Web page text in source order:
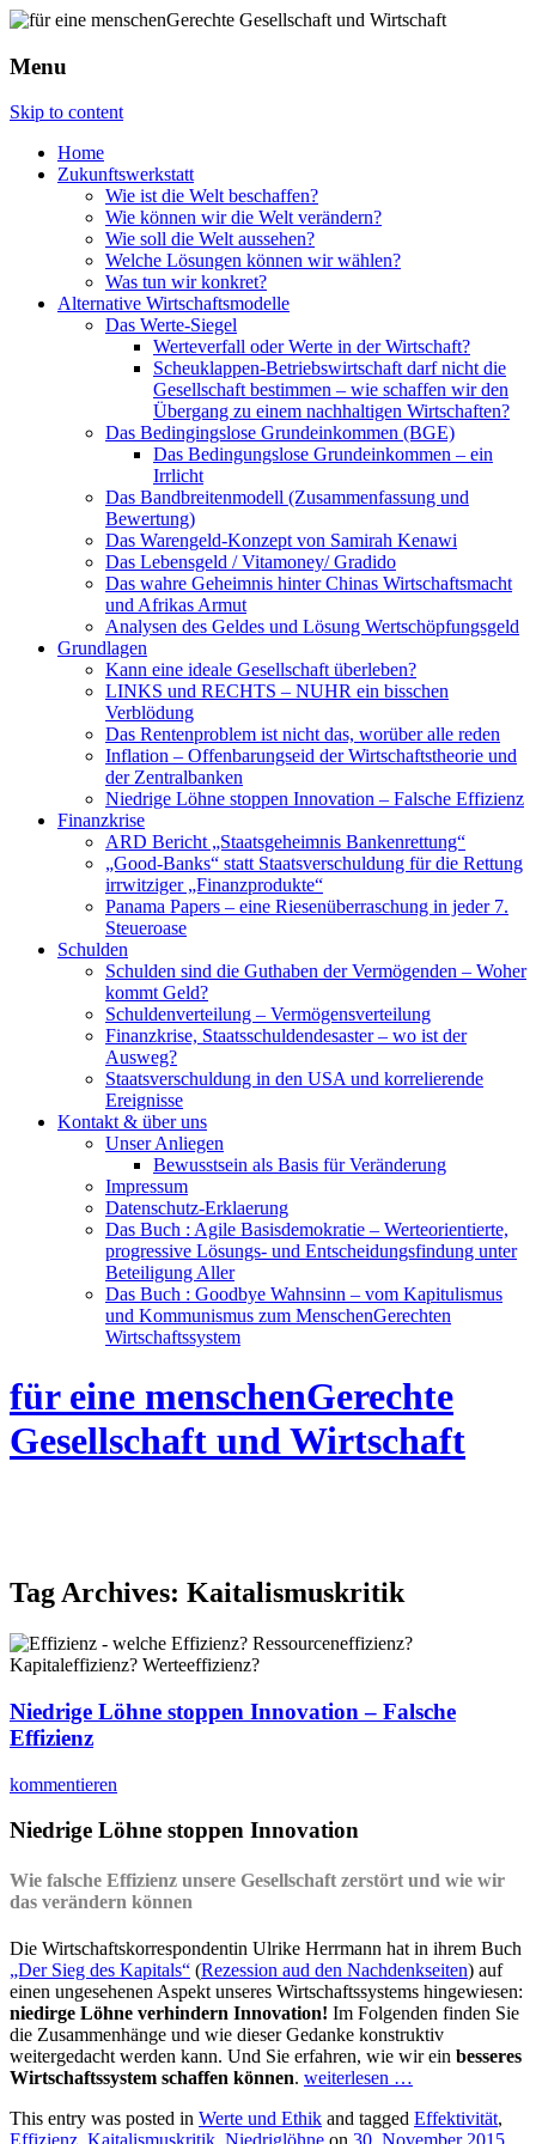
Menu
Skip to content
Home
Zukunftswerkstatt
Wie ist die Welt beschaffen?
Wie können wir die Welt verändern?
Wie soll die Welt aussehen?
Welche Lösungen können wir wählen?
Was tun wir konkret?
Alternative Wirtschaftsmodelle
Das Werte-Siegel
Werteverfall oder Werte in der Wirtschaft?
Scheuklappen-Betriebswirtschaft darf nicht die
Gesellschaft bestimmen – wie schaffen wir den
Übergang zu einem nachhaltigen Wirtschaften?
Das Bedingingslose Grundeinkommen (BGE)
Das Bedingungslose Grundeinkommen – ein
Irrlicht
Das Bandbreitenmodell (Zusammenfassung und
Bewertung)
Das Warengeld-Konzept von Samirah Kenawi
Das Lebensgeld / Vitamoney/ Gradido
Das wahre Geheimnis hinter Chinas Wirtschaftsmacht
und Afrikas Armut
Analysen des Geldes und Lösung Wertschöpfungsgeld
Grundlagen
Kann eine ideale Gesellschaft überleben?
LINKS und RECHTS – NUHR ein bisschen
Verblödung
Das Rentenproblem ist nicht das, worüber alle reden
Inflation – Offenbarungseid der Wirtschaftstheorie und
der Zentralbanken
Niedrige Löhne stoppen Innovation – Falsche Effizienz
Finanzkrise
ARD Bericht „Staatsgeheimnis Bankenrettung“
„Good-Banks“ statt Staatsverschuldung für die Rettung
irrwitziger „Finanzprodukte“
Panama Papers – eine Riesenüberraschung in jeder 7.
Steueroase
Schulden
Schulden sind die Guthaben der Vermögenden – Woher
kommt Geld?
Schuldenverteilung – Vermögensverteilung
Finanzkrise, Staatsschuldendesaster – wo ist der
Ausweg?
Staatsverschuldung in den USA und korrelierende
Ereignisse
Kontakt & über uns
Unser Anliegen
Bewusstsein als Basis für Veränderung
Impressum
Datenschutz-Erklaerung
Das Buch : Agile Basisdemokratie – Werteorientierte,
progressive Lösungs- und Entscheidungsfindung unter
Beteiligung Aller
Das Buch : Goodbye Wahnsinn – vom Kapitulismus
und Kommunismus zum MenschenGerechten
Wirtschaftssystem
für eine menschenGerechte
Gesellschaft und Wirtschaft
Tag Archives: Kaitalismuskritik
Niedrige Löhne stoppen Innovation – Falsche
Effizienz
kommentieren
Niedrige Löhne stoppen Innovation
Wie falsche Effizienz unsere Gesellschaft zerstört und wie wir
das verändern können
Die Wirtschaftskorrespondentin Ulrike Herrmann hat in ihrem Buch
„Der Sieg des Kapitals“ (Rezession aud den Nachdenkseiten) auf
einen ungesehenen Aspekt unseres Wirtschaftssystems hingewiesen:
niedirge Löhne verhindern Innovation! Im Folgenden finden Sie
die Zusammenhänge und wie dieser Gedanke konstruktiv
weitergedacht werden kann. Und Sie erfahren, wie wir ein besseres
Wirtschaftssystem schaffen können. weiterlesen …
This entry was posted in Werte und Ethik and tagged Effektivität,
Effizienz Kaitalismuskritik Niedriglöhne on 30. November 2015